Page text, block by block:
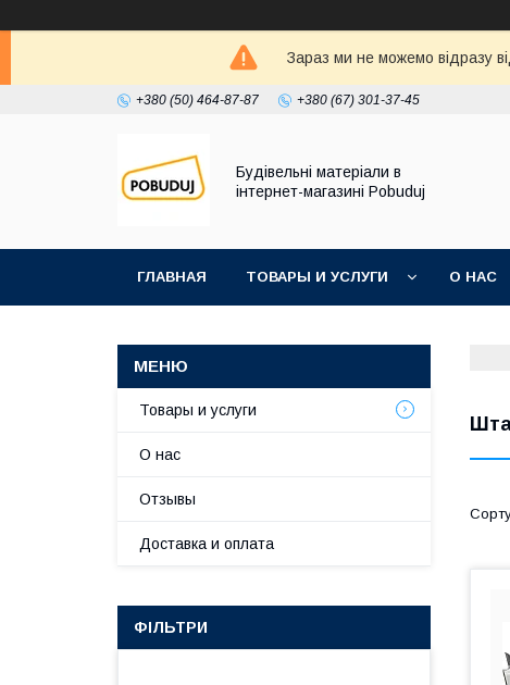
Зараз ми не можемо відразу
+380 (50) 464-87-87 +380 (67) 301-37-45
Будівельні матеріали в
інтернет-магазині Pobuduj
ГЛАВНАЯ ТОВАРЫ И УСЛУГИ О НАС
Товары и услуги
О нас
Отзывы
Доставка и оплата
ФІЛЬТРИ